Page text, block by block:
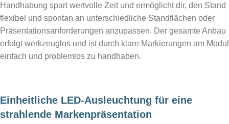
Handhabung spart wertvolle Zeit und ermöglicht dir, den Stand
flexibel und spontan an unterschiedliche Standflächen oder
Präsentationsanforderungen anzupassen. Der gesamte Anbau
erfolgt werkzeuglos und ist durch klare Markierungen am Modul
einfach und problemlos zu handhaben.
Einheitliche LED-Ausleuchtung für eine
strahlende Markenpräsentation